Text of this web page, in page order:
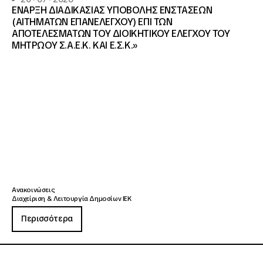
ΕΝΑΡΞΗ ΔΙΑΔΙΚΑΣΙΑΣ ΥΠΟΒΟΛΗΣ ΕΝΣΤΑΣΕΩΝ
(ΑΙΤΗΜΑΤΩΝ ΕΠΑΝΕΛΕΓΧΟΥ) ΕΠΙ ΤΩΝ
ΑΠΟΤΕΛΕΣΜΑΤΩΝ ΤΟΥ ΔΙΟΙΚΗΤΙΚΟΥ ΕΛΕΓΧΟΥ ΤΟΥ
ΜΗΤΡΩΟΥ Σ.Α.Ε.Κ. ΚΑΙ Ε.Σ.Κ.»
Ανακοινώσεις
Διαχείριση & Λειτουργία Δημοσίων ΙΕΚ
Περισσότερα